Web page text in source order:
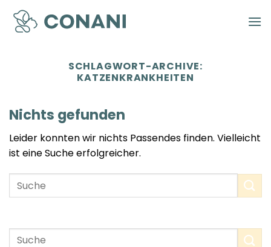
Zum
Inhalt
springen
SCHLAGWORT-ARCHIVE:
KATZENKRANKHEITEN
Nichts gefunden
Leider konnten wir nichts Passendes finden. Vielleicht
ist eine Suche erfolgreicher.